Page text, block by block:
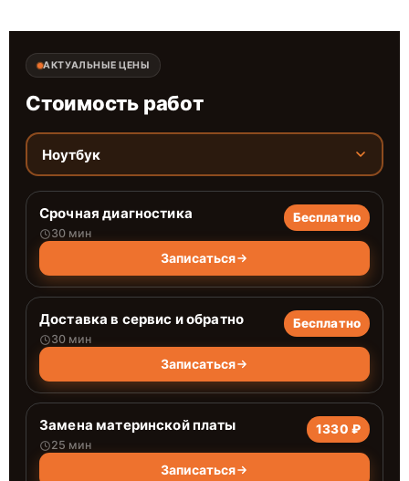
АКТУАЛЬНЫЕ ЦЕНЫ
Стоимость работ
Ноутбук
Срочная диагностика
30 мин
Бесплатно
Записаться
Доставка в сервис и обратно
30 мин
Бесплатно
Записаться
Замена материнской платы
25 мин
1330 ₽
Записаться